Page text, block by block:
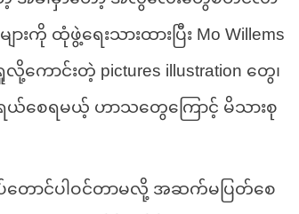
ားကို ထုံဖွဲ့ရေးသားထားပြီး Mo Willems
ာင်းတဲ့ pictures illustration တွေ၊
ရယ်စေရမယ့် ဟာသတွေကြောင့် မိသားစု
ပ်တောင်ပါဝင်တာမလို့ အဆက်မပြတ်စေ